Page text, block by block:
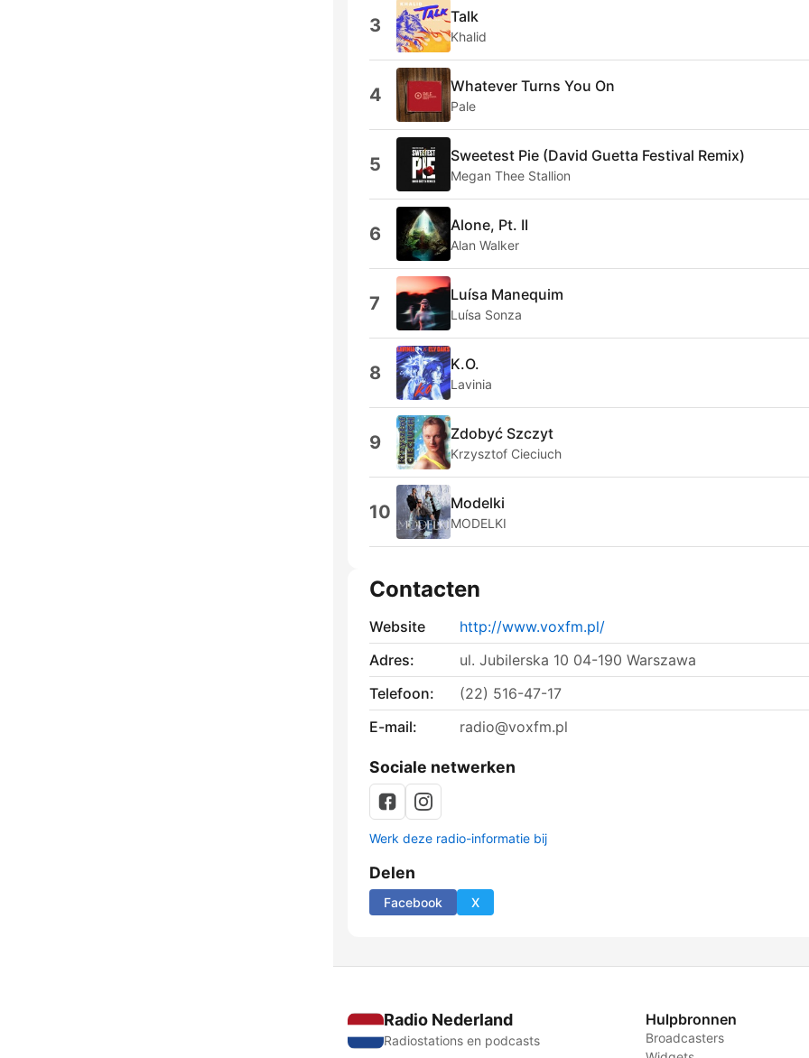
3 Talk
Khalid
4 Whatever Turns You On
Pale
5 Sweetest Pie (David Guetta Festival Remix)
Megan Thee Stallion
6 Alone, Pt. II
Alan Walker
7 Luísa Manequim
Luísa Sonza
8 K.O.
Lavinia
9 Zdobyć Szczyt
Krzysztof Cieciuch
10 Modelki
MODELKI
Contacten
Website
http://www.voxfm.pl/
Adres:
ul. Jubilerska 10 04-190 Warszawa
Telefoon:
(22) 516-47-17
E-mail:
radio@voxfm.pl
Sociale netwerken
Werk deze radio-informatie bij
Delen
Facebook X
Radio Nederland
Radiostations en podcasts
Hulpbronnen
Broadcasters